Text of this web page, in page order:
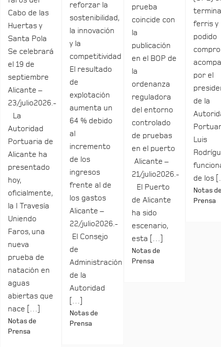
Cabo de las
Huertas y
Santa Pola
Se celebrará
el 19 de
septiembre
Alicante –
23/julio2026.-
La
Autoridad
Portuaria de
Alicante ha
presentado
hoy,
oficialmente,
la I Travesía
Uniendo
Faros, una
nueva
prueba de
natación en
aguas
abiertas que
nace […]
Notas de
Prensa
reforzar la
sostenibilidad,
la innovación
y la
competitividad
El resultado
de
explotación
aumenta un
64 % debido
al
incremento
de los
ingresos
frente al de
los gastos
Alicante –
22/julio2026.-
El Consejo
de
Administración
de la
Autoridad
Notas de
Prensa
prueba
coincide con
la
publicación
en el BOP de
la
ordenanza
reguladora
del entorno
controlado
de pruebas
en el puerto
Alicante –
21/julio2026.-
El Puerto
de Alicante
ha sido
escenario,
esta […]
Notas de
Prensa
ferris y
podido
por el
de la
Luis
de los
Notas
Prensa